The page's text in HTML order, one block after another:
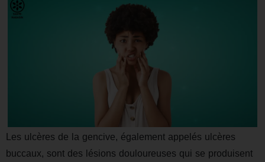
Les ulcères de la gencive, également appelés ulcères
buccaux, sont des lésions douloureuses qui se produisent